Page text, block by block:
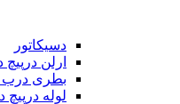
دسیکاتور
ارلن درپیچ
بطری درب
لوله درپیچ